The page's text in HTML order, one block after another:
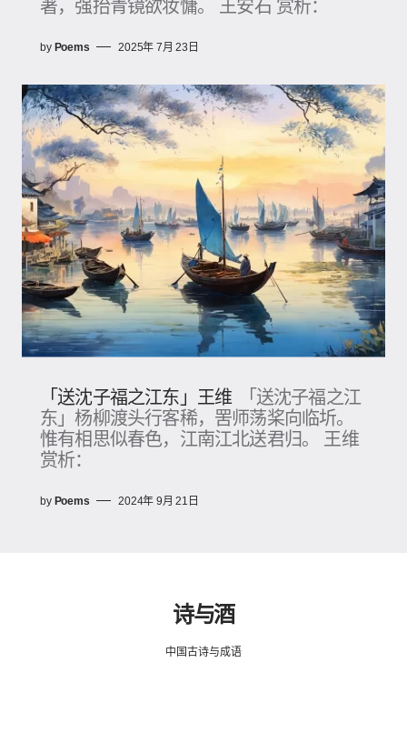
著，强抬青镜欲妆慵。 王安石 赏析：
by Poems 2025年 7月 23日
「送沈子福之江东」王维
「送沈子福之江
东」杨柳渡头行客稀，罟师荡桨向临圻。
惟有相思似春色，江南江北送君归。 王维
赏析：
by Poems 2024年 9月 21日
诗与酒
中国古诗与成语